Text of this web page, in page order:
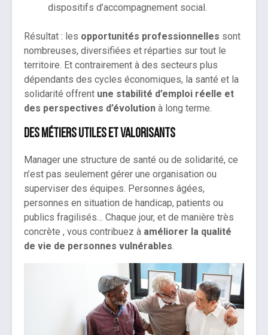
dispositifs d’accompagnement social.
Résultat : les opportunités professionnelles sont
nombreuses, diversifiées et réparties sur tout le
territoire. Et contrairement à des secteurs plus
dépendants des cycles économiques, la santé et la
solidarité offrent une stabilité d’emploi réelle et
des perspectives d’évolution à long terme.
Des métiers utiles et valorisants
Manager une structure de santé ou de solidarité, ce
n’est pas seulement gérer une organisation ou
superviser des équipes. Personnes âgées,
personnes en situation de handicap, patients ou
publics fragilisés… Chaque jour, et de manière très
concrète , vous contribuez à améliorer la qualité
de vie de personnes vulnérables.